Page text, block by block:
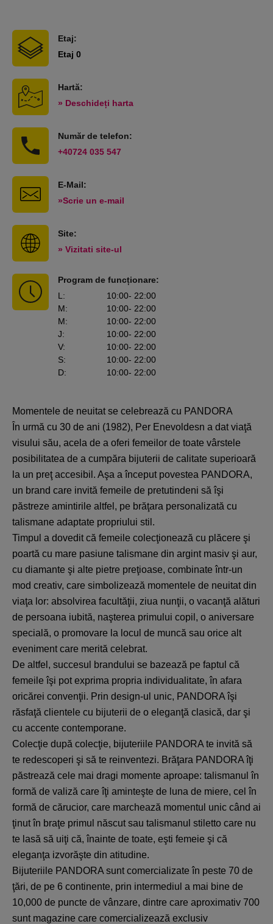
Etaj:
Etaj 0
Hartă:
» Deschideți harta
Număr de telefon:
+40724 035 547
E-Mail:
»Scrie un e-mail
Site:
» Vizitati site-ul
Program de funcționare:
L : 10:00- 22:00
M: 10:00- 22:00
M: 10:00- 22:00
J: 10:00- 22:00
V: 10:00- 22:00
S: 10:00- 22:00
D: 10:00- 22:00
Momentele de neuitat se celebrează cu PANDORA
În urmă cu 30 de ani (1982), Per Enevoldesn a dat viaţă
visului său, acela de a oferi femeilor de toate vârstele
posibilitatea de a cumpăra bijuterii de calitate superioară
la un preţ accesibil. Aşa a început povestea PANDORA,
un brand care invită femeile de pretutindeni să îşi
păstreze amintirile altfel, pe brăţara personalizată cu
talismane adaptate propriului stil.
Timpul a dovedit că femeile colecţionează cu plăcere şi
poartă cu mare pasiune talismane din argint masiv şi aur,
cu diamante şi alte pietre preţioase, combinate într-un
mod creativ, care simbolizează momentele de neuitat din
viaţa lor: absolvirea facultăţii, ziua nunţii, o vacanţă alături
de persoana iubită, naşterea primului copil, o aniversare
specială, o promovare la locul de muncă sau orice alt
eveniment care merită celebrat.
De altfel, succesul brandului se bazează pe faptul că
femeile îşi pot exprima propria individualitate, în afara
oricărei convenţii. Prin design-ul unic, PANDORA îşi
răsfaţă clientele cu bijuterii de o eleganţă clasică, dar şi
cu accente contemporane.
Colecţie după colecţie, bijuteriile PANDORA te invită să
te redescoperi şi să te reinventezi. Brăţara PANDORA îţi
păstrează cele mai dragi momente aproape: talismanul în
formă de valiză care îţi aminteşte de luna de miere, cel în
formă de cărucior, care marchează momentul unic când ai
ţinut în braţe primul născut sau talismanul stiletto care nu
te lasă să uiţi că, înainte de toate, eşti femeie şi că
eleganţa izvorăşte din atitudine.
Bijuteriile PANDORA sunt comercializate în peste 70 de
ţări, de pe 6 continente, prin intermediul a mai bine de
10,000 de puncte de vânzare, dintre care aproximativ 700
sunt magazine care comercializează exclusiv